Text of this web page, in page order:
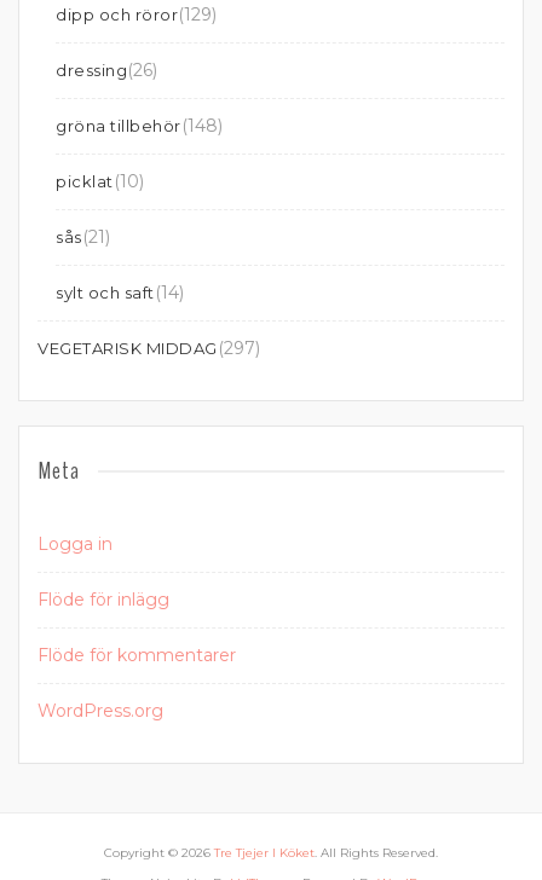
dipp och röror(129)
dressing(26)
gröna tillbehör(148)
picklat (10)
sås(21)
sylt och saft (14)
VEGETARISK MIDDAG (297)
Meta
Logga in
Flöde för inlägg
Flöde för kommentarer
WordPress.org
Copyright © 2026Tre Tjejer I Köket. All Rights Reserved.